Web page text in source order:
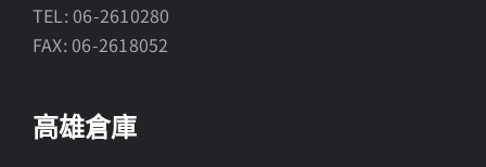
TEL: 06-2610280
FAX: 06-2618052
高雄倉庫